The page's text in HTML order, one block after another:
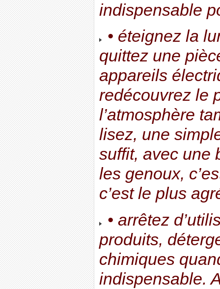
indispensable
• éteignez la
quittez une
appareils
redécouvrez le
l’atmosphère
lisez, une
suffit, avec une
les genoux,
c’est le plus
• arrêtez
produits,
chimiques
indispensable.